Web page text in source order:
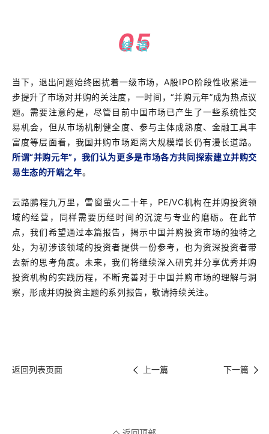
05
结 语
当下，退出问题始终困扰着一级市场，A股IPO阶段性收紧进一
步提升了市场对并购的关注度，一时间，“并购元年”成为热点议
题。需要注意的是，尽管目前中国市场已产生了一些系统性交
易机会，但从市场机制健全度、参与主体成熟度、金融工具丰
富度等层面看，我国并购市场距离大规模增长仍有漫长道路。
所谓“并购元年”，我们认为更多是市场各方共同探索建立并购交
易生态的开端之年。
云路鹏程九万里，雪窗萤火二十年，PE/VC机构在并购投资领
域的经营，同样需要历经时间的沉淀与专业的磨砺。在此节
点，我们希望通过本篇报告，揭示中国并购投资市场的独特之
处，为初涉该领域的投资者提供一份参考，也为资深投资者带
去新的思考角度。未来，我们将继续深入研究并分享优秀并购
投资机构的实践历程，不断完善对于中国并购市场的理解与洞
察，形成并购投资主题的系列报告，敬请持续关注。
返回列表页面 上一篇 下一篇